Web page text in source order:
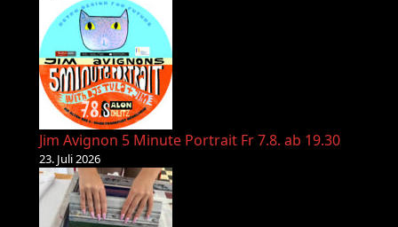
Jim Avignon 5 Minute Portrait Fr 7.8. ab 19.30
23. Juli 2026